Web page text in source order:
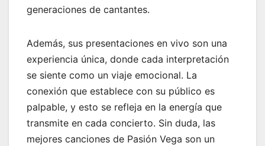
generaciones de cantantes.
Además, sus presentaciones en vivo son una
experiencia única, donde cada interpretación
se siente como un viaje emocional. La
conexión que establece con su público es
palpable, y esto se refleja en la energía que
transmite en cada concierto. Sin duda, las
mejores canciones de Pasión Vega son un